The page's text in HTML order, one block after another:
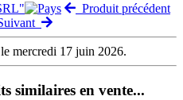
Produit précédent
mercredi 17 juin 2026.
similaires en vente...